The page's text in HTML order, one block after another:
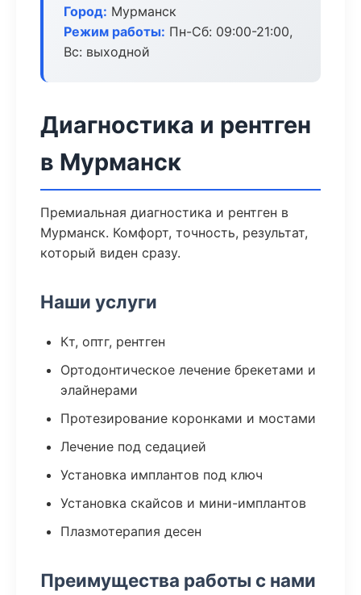
Город: Мурманск
Режим работы: Пн-Сб: 09:00-21:00,
Вс: выходной
Диагностика и рентген
в Мурманск
Премиальная диагностика и рентген в
Мурманск. Комфорт, точность, результат,
который виден сразу.
Наши услуги
Кт, оптг, рентген
Ортодонтическое лечение брекетами и
элайнерами
Протезирование коронками и мостами
Лечение под седацией
Установка имплантов под ключ
Установка скайсов и мини-имплантов
Плазмотерапия десен
Преимущества работы с нами